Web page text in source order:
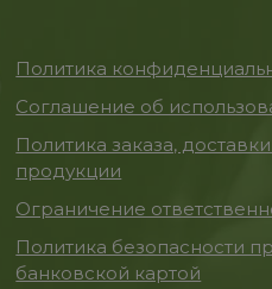
Политика
Соглашение об
Политика заказа,
продукции
Ограничение
Политика безопасности
банковской картой